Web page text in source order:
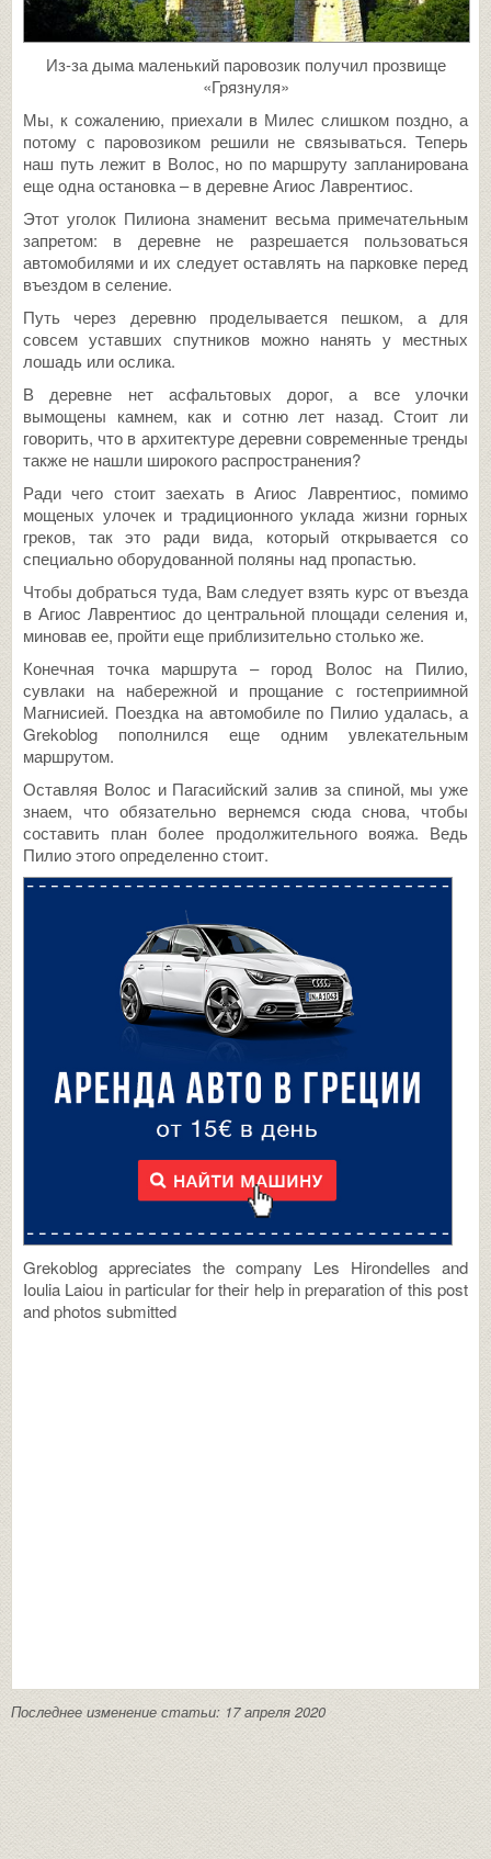
Из-за дыма маленький паровозик получил прозвище
«Грязнуля»
Мы, к сожалению, приехали в Милес слишком поздно, а
потому с паровозиком решили не связываться. Теперь
наш путь лежит в Волос, но по маршруту запланирована
еще одна остановка – в деревне Агиос Лаврентиос.
Этот уголок Пилиона знаменит весьма примечательным
запретом: в деревне не разрешается пользоваться
автомобилями и их следует оставлять на парковке перед
въездом в селение.
Путь через деревню проделывается пешком, а для
совсем уставших спутников можно нанять у местных
лошадь или ослика.
В деревне нет асфальтовых дорог, а все улочки
вымощены камнем, как и сотню лет назад. Стоит ли
говорить, что в архитектуре деревни современные тренды
также не нашли широкого распространения?
Ради чего стоит заехать в Агиос Лаврентиос, помимо
мощеных улочек и традиционного уклада жизни горных
греков, так это ради вида, который открывается со
специально оборудованной поляны над пропастью.
Чтобы добраться туда, Вам следует взять курс от въезда
в Агиос Лаврентиос до центральной площади селения и,
миновав ее, пройти еще приблизительно столько же.
Конечная точка маршрута – город Волос на Пилио,
сувлаки на набережной и прощание с гостеприимной
Магнисией. Поездка на автомобиле по Пилио удалась, а
Grekoblog пополнился еще одним увлекательным
маршрутом.
Оставляя Волос и Пагасийский залив за спиной, мы уже
знаем, что обязательно вернемся сюда снова, чтобы
составить план более продолжительного вояжа. Ведь
Пилио этого определенно стоит.
Grekoblog appreciates the company Les Hirondelles and
Ioulia Laiou in particular for their help in preparation of this post
and photos submitted
Последнее изменение статьи: 17 апреля 2020